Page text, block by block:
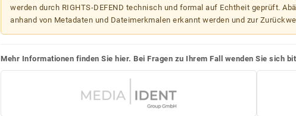
werden durch RIGHTS-DEFEND technisch und formal auf Echtheit geprüft.
anhand von Metadaten und Dateimerkmalen erkannt werden und zur
Mehr Informationen finden Sie hier. Bei Fragen zu Ihrem Fall wenden Sie sich